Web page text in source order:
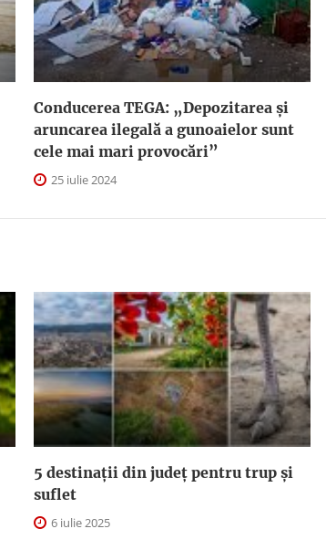
Conducerea TEGA: „Depozitarea și
aruncarea ilegală a gunoaielor sunt
cele mai mari provocări”
25 iulie 2024
5 destinații din județ pentru trup și
suflet
6 iulie 2025